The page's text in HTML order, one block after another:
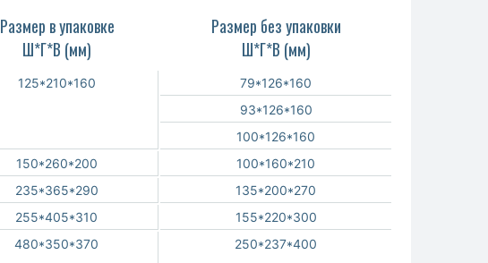
Размер в упаковке
Ш*Г*В (мм)
Размер без упаковки
Ш*Г*В (мм)
125*210*160
79*126*160
93*126*160
100*126*160
150*260*200
100*160*210
235*365*290
135*200*270
255*405*310
155*220*300
480*350*370
250*237*400